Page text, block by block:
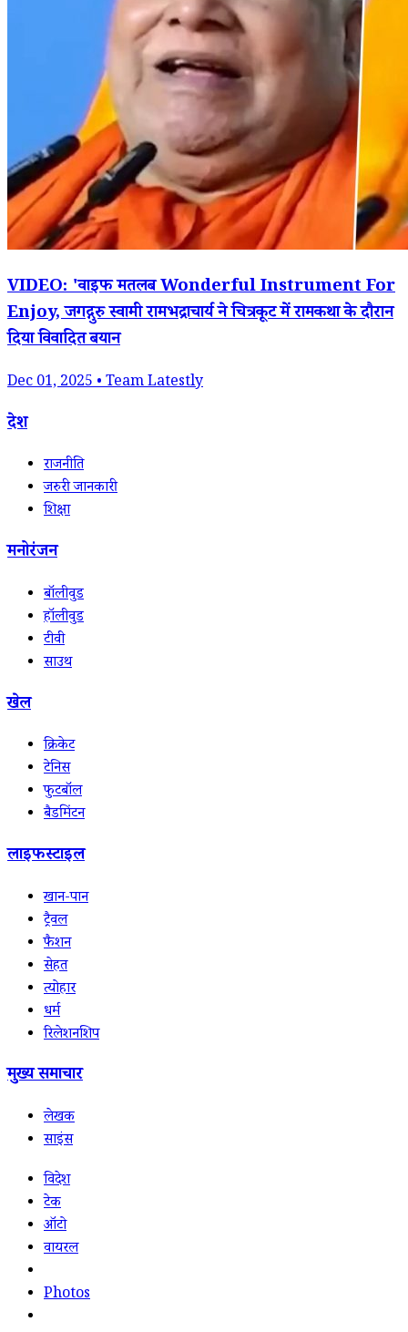
VIDEO: 'वाइफ मतलब Wonderful Instrument For
Enjoy, जगद्गुरु स्वामी रामभद्राचार्य ने चित्रकूट में रामकथा के दौरान
दिया विवादित बयान
Dec 01, 2025 • Team Latestly
देश
राजनीति
जरुरी जानकारी
शिक्षा
मनोरंजन
बॉलीवुड
हॉलीवुड
टीवी
साउथ
खेल
क्रिकेट
टेनिस
फुटबॉल
बैडमिंटन
लाइफस्टाइल
खान-पान
ट्रैवल
फैशन
सेहत
त्योहार
धर्म
रिलेशनशिप
मुख्य समाचार
लेखक
साइंस
विदेश
टेक
ऑटो
वायरल
Photos